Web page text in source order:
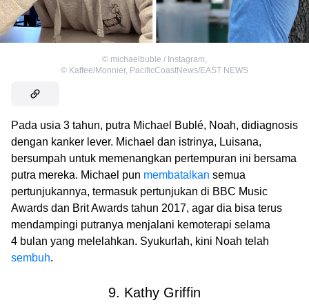
© michaelbuble / Instagram
© Kaffee/Monnier, PacificCoastNews/EAST NEWS
Pada usia 3 tahun, putra Michael Bublé, Noah, didiagnosis
dengan kanker lever. Michael dan istrinya, Luisana,
bersumpah untuk memenangkan pertempuran ini bersama
putra mereka. Michael pun membatalkan semua
pertunjukannya, termasuk pertunjukan di BBC Music
Awards dan Brit Awards tahun 2017, agar dia bisa terus
mendampingi putranya menjalani kemoterapi selama
4 bulan yang melelahkan. Syukurlah, kini Noah telah
sembuh.
9. Kathy Griffin